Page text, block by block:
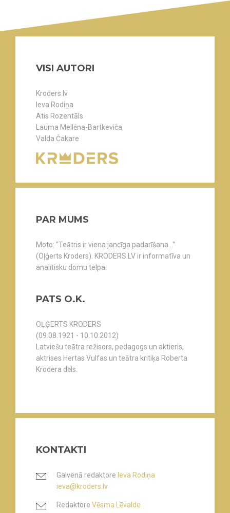
VISI AUTORI
Kroders.lv
Ieva Rodiņa
Atis Rozentāls
Lauma Mellēna-Bartkeviča
Valda Čakare
PAR MUMS
Moto: "Teātris ir viena jancīga padarīšana..."
(Oļģerts Kroders). KRODERS.LV ir informatīva un
analītisku domu telpa.
PATS O.K.
OĻĢERTS KRODERS
(09.08.1921 - 10.10.2012)
Latviešu teātra režisors, pedagogs un aktieris,
aktrises Hertas Vulfas un teātra kritiķa Roberta
Krodera dēls.
KONTAKTI
Galvenā redaktore Ieva Rodiņa
ieva@kroders.lv
Redaktore Vēsma Lēvalde